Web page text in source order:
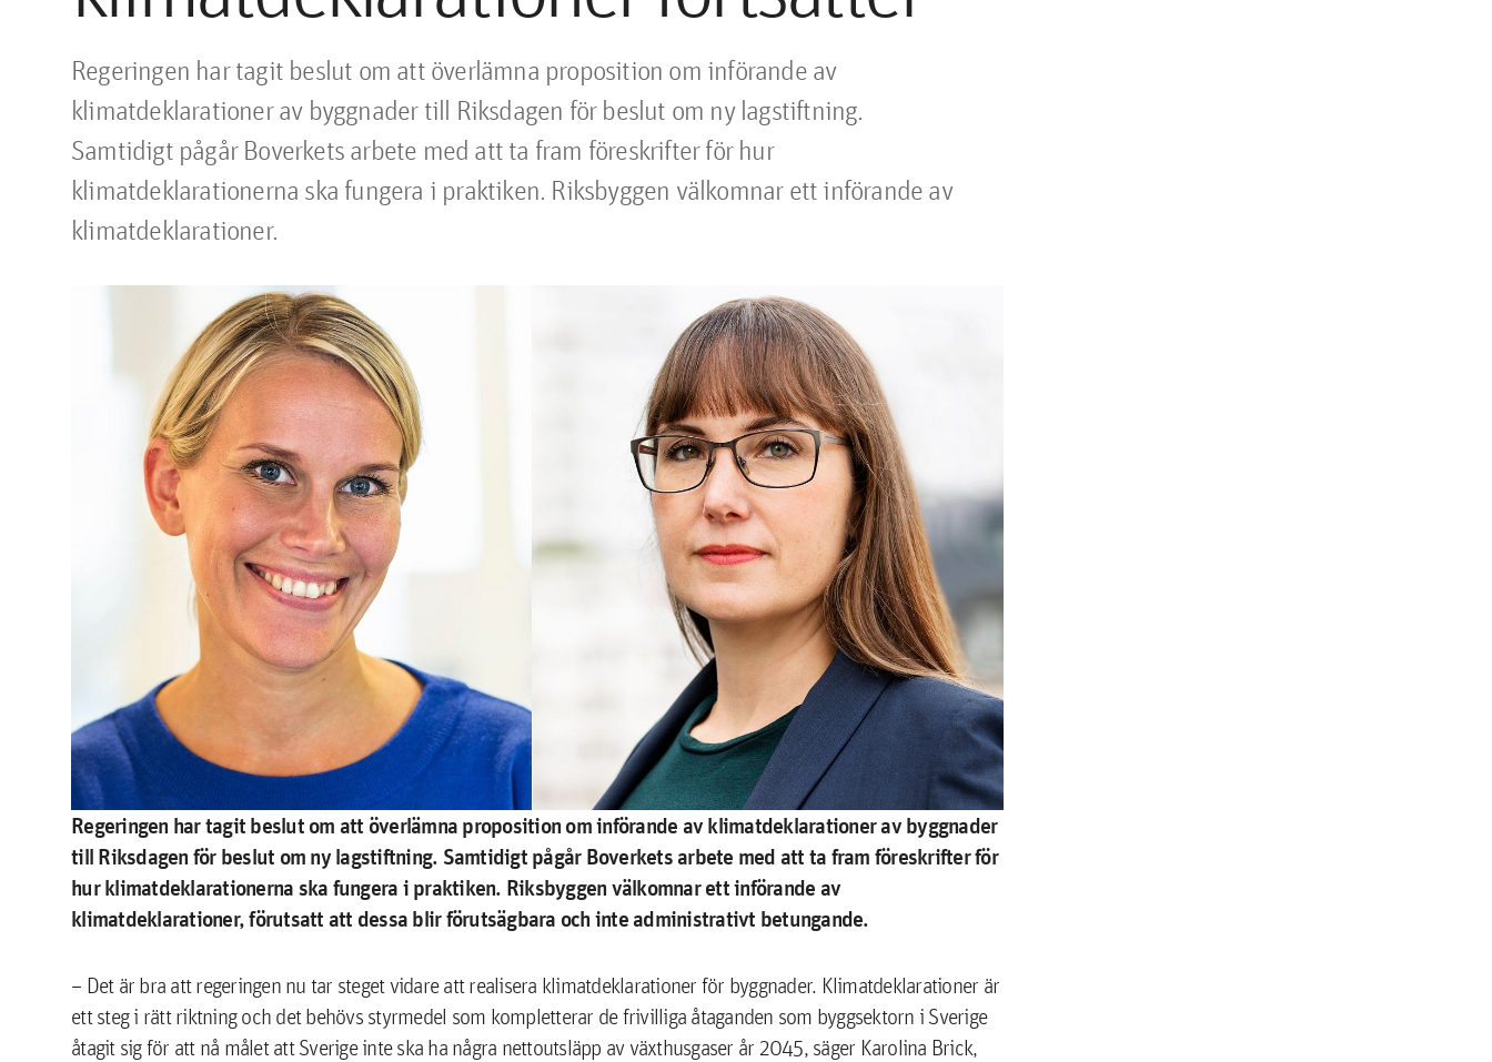
Regeringen har tagit beslut om att överlämna proposition om införande av
klimatdeklarationer av byggnader till Riksdagen för beslut om ny lagstiftning.
Samtidigt pågår Boverkets arbete med att ta fram föreskrifter för hur
klimatdeklarationerna ska fungera i praktiken. Riksbyggen välkomnar ett införande av
klimatdeklarationer.
Regeringen har tagit beslut om att överlämna proposition om införande av klimatdeklarationer av byggnader
till Riksdagen för beslut om ny lagstiftning. Samtidigt pågår Boverkets arbete med att ta fram föreskrifter för
hur klimatdeklarationerna ska fungera i praktiken. Riksbyggen välkomnar ett införande av
klimatdeklarationer, förutsatt att dessa blir förutsägbara och inte administrativt betungande.
– Det är bra att regeringen nu tar steget vidare att realisera klimatdeklarationer för byggnader. Klimatdeklarationer är
ett steg i rätt riktning och det behövs styrmedel som kompletterar de frivilliga åtaganden som byggsektorn i Sverige
åtagit sig för att nå målet att Sverige inte ska ha några nettoutsläpp av växthusgaser år 2045, säger Karolina Brick,